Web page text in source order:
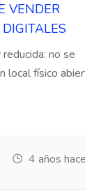
VENDER
no se
local físico
4 años hace